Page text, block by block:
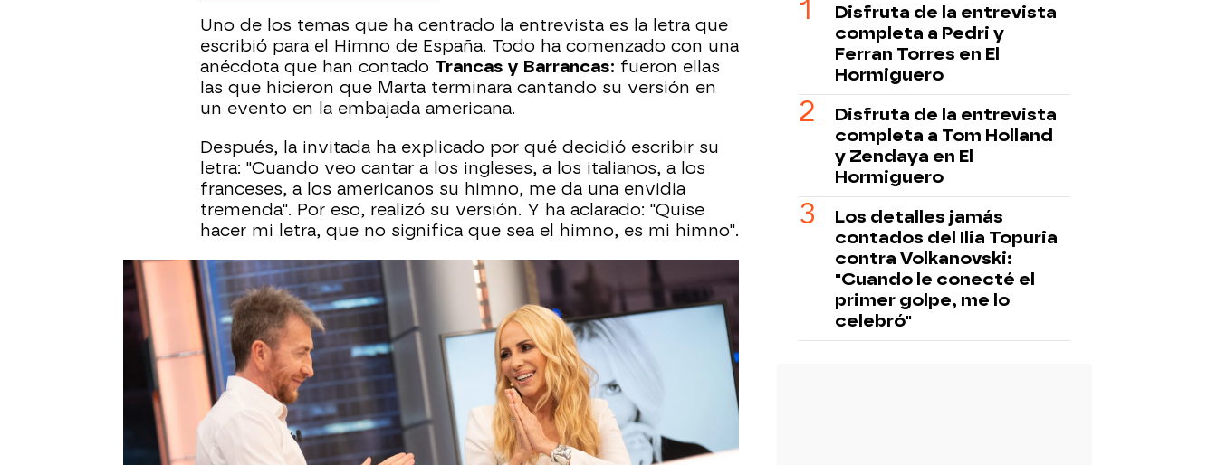
Uno de los temas que ha centrado la entrevista es la letra que
escribió para el Himno de España. Todo ha comenzado con una
anécdota que han contado Trancas y Barrancas: fueron ellas
las que hicieron que Marta terminara cantando su versión en
un evento en la embajada americana.
Después, la invitada ha explicado por qué decidió escribir su
letra: "Cuando veo cantar a los ingleses, a los italianos, a los
franceses, a los americanos su himno, me da una envidia
tremenda". Por eso, realizó su versión. Y ha aclarado: "Quise
hacer mi letra, que no significa que sea el himno, es mi himno".
El broche a la entrevista ha llegado de forma improvisada.
Marta ha cantado en directo 'Highway to Hell'... ¡con Pablo
Motos!¿Cómo ha ocurrido?¡Revive la entrevista al completo
en el vídeo!
Marta Sánchez Entrevista completa El Hormiguero
Disfruta de la entrevista
completa a Pedri y
Ferran Torres en El
Hormiguero
Disfruta de la entrevista
completa a Tom Holland
y Zendaya en El
Hormiguero
Los detalles jamás
contados del Ilia Topuria
contra Volkanovski:
"Cuando le conecté el
primer golpe, me lo
celebró"